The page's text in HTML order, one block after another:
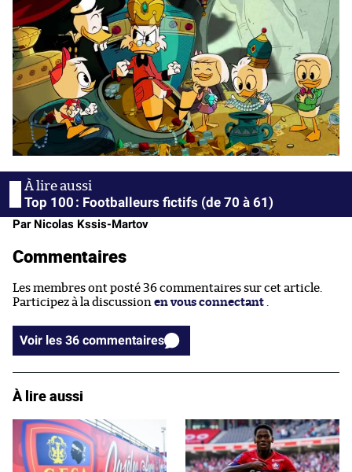
Top 100 : Footballeurs fictifs (de 70 à 61)
Par Nicolas Kssis-Martov
Commentaires
Les membres ont posté 36 commentaires sur cet article.
Participez à la discussion en vous connectant .
Voir les 36 commentaires
À lire aussi